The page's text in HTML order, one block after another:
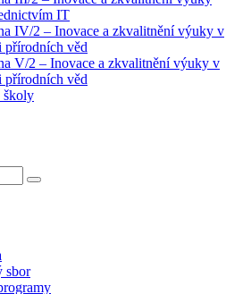
IT
IV/2 – Inovace a zkvalitnění výuky v
přírodních věd
V/2 – Inovace a zkvalitnění výuky v
přírodních věd
školy
Search
sbor